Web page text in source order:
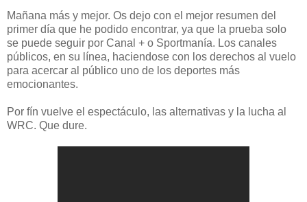
Mañana más y mejor. Os dejo con el mejor resumen del
primer día que he podido encontrar, ya que la prueba solo
se puede seguir por Canal + o Sportmanía. Los canales
públicos, en su línea, haciendose con los derechos al vuelo
para acercar al público uno de los deportes más
emocionantes.
Por fín vuelve el espectáculo, las alternativas y la lucha al
WRC. Que dure.